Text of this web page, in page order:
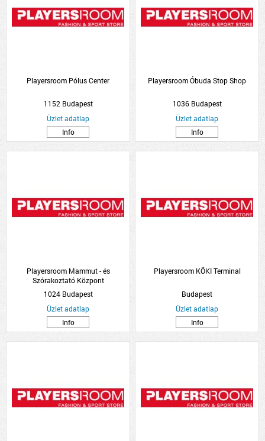
Playersroom Pólus Center
1152 Budapest
Üzlet adatlap
Info
Playersroom Óbuda Stop Shop
1036 Budapest
Üzlet adatlap
Info
Playersroom Mammut - és
Szórakoztató Központ
1024 Budapest
Üzlet adatlap
Info
Playersroom KÖKI Terminal
Budapest
Üzlet adatlap
Info